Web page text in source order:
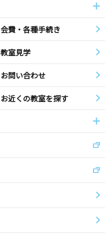
会費・各種手続き
教室見学
お問い合わせ
お近くの教室を探す